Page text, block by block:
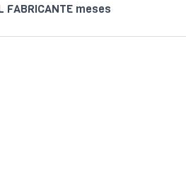
FABRICANTE meses